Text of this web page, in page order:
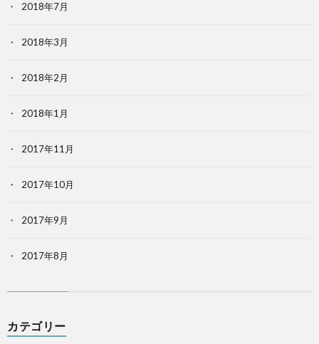
2018年7月
2018年3月
2018年2月
2018年1月
2017年11月
2017年10月
2017年9月
2017年8月
カテゴリー